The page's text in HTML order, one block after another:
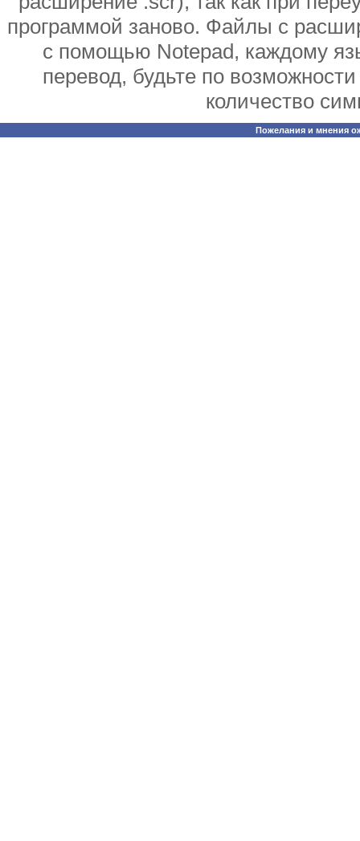
программой заново. Файлы с
с помощью Notepad, каждому
перевод, будьте по
количество
Пожелания и мнения